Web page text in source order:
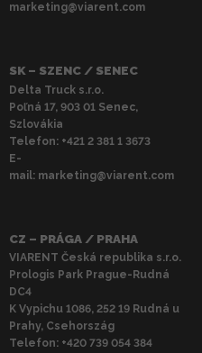
marketing@viarent.com
SK – SZENC / SENEC
Delta Truck s.r.o.
Poľná 17, 903 01 Senec,
Szlovákia
Telefon: +421 2 381 1 3673
E-
mail: marketing@viarent.com
CZ – PRÁGA / PRAHA
VIARENT Česká republika s.r.o.
Prologis Park Prague-Rudná
DC4
K Vypichu 1086, 252 19 Rudná u
Prahy, Csehország
Telefon: +420 739 054 384